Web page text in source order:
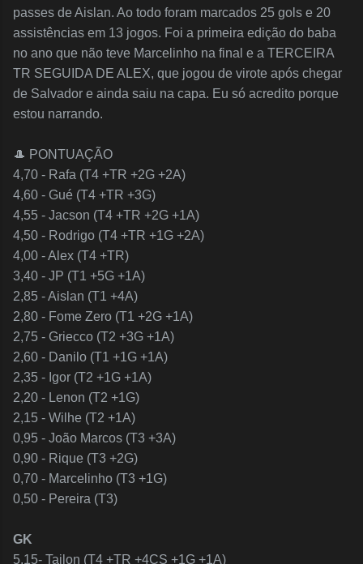
passes de Aislan. Ao todo foram marcados 25 gols e 20
assistências em 13 jogos. Foi a primeira edição do baba
no ano que não teve Marcelinho na final e a TERCEIRA
TR SEGUIDA DE ALEX, que jogou de virote após chegar
de Salvador e ainda saiu na capa. Eu só acredito porque
estou narrando.
🎩 PONTUAÇÃO
4,70 - Rafa (T4 +TR +2G +2A)
4,60 - Gué (T4 +TR +3G)
4,55 - Jacson (T4 +TR +2G +1A)
4,50 - Rodrigo (T4 +TR +1G +2A)
4,00 - Alex (T4 +TR)
3,40 - JP (T1 +5G +1A)
2,85 - Aislan (T1 +4A)
2,80 - Fome Zero (T1 +2G +1A)
2,75 - Griecco (T2 +3G +1A)
2,60 - Danilo (T1 +1G +1A)
2,35 - Igor (T2 +1G +1A)
2,20 - Lenon (T2 +1G)
2,15 - Wilhe (T2 +1A)
0,95 - João Marcos (T3 +3A)
0,90 - Rique (T3 +2G)
0,70 - Marcelinho (T3 +1G)
0,50 - Pereira (T3)
GK
5,15- Tailon (T4 +TR +4CS +1G +1A)